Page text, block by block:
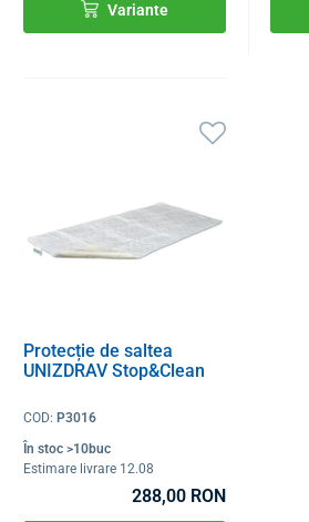
Variante
Protecție de saltea
UNIZDRAV Stop&Clean
COD: P3016
În stoc >10buc
Estimare livrare 12.08
288,00 RON